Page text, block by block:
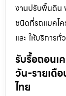
งานปรับพื้นดิน
ชนิดที่รถแมคโ
และ ให้บริการทั่
รับรื้อถอนเ
วัน-รายเดื
ไทย